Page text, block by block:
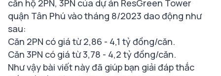
căn hộ 2PN, 3PN của dự án ResGreen Tower
quận Tân Phú vào tháng 8/2023 dao động như
sau:
Căn 2PN có giá từ 2,86 - 4,1 tỷ đồng/căn.
Căn 3PN có giá từ 3,78 - 4,2 tỷ đồng/căn.
Như vậy bài viết này đã giúp bạn giải đáp thắc